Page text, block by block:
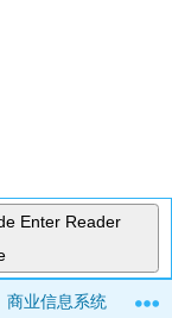
Enter Reader
商业信息系统